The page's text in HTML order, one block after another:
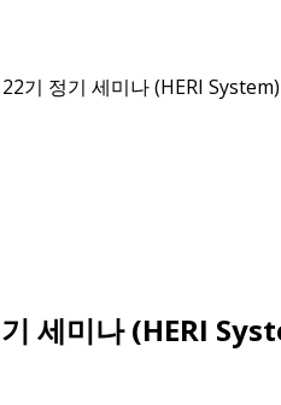
기 정기 세미나 (HERI System)
세미나 (HERI